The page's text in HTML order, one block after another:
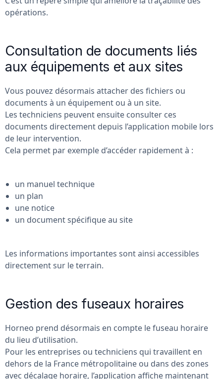
opérations.
Consultation de documents liés
aux équipements et aux sites
Vous pouvez désormais attacher des fichiers ou
documents à un équipement ou à un site.
Les techniciens peuvent ensuite consulter ces
documents directement depuis l’application mobile lors
de leur intervention.
Cela permet par exemple d’accéder rapidement à :
un manuel technique
un plan
une notice
un document spécifique au site
Les informations importantes sont ainsi accessibles
directement sur le terrain.
Gestion des fuseaux horaires
Horneo prend désormais en compte le fuseau horaire
du lieu d’utilisation.
Pour les entreprises ou techniciens qui travaillent en
dehors de la France métropolitaine ou dans des zones
avec décalage horaire, l’application affiche maintenant